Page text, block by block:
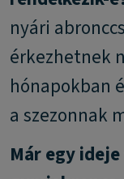
nyári
érkezhetnek
hónapokban
a szezonnak
Már egy